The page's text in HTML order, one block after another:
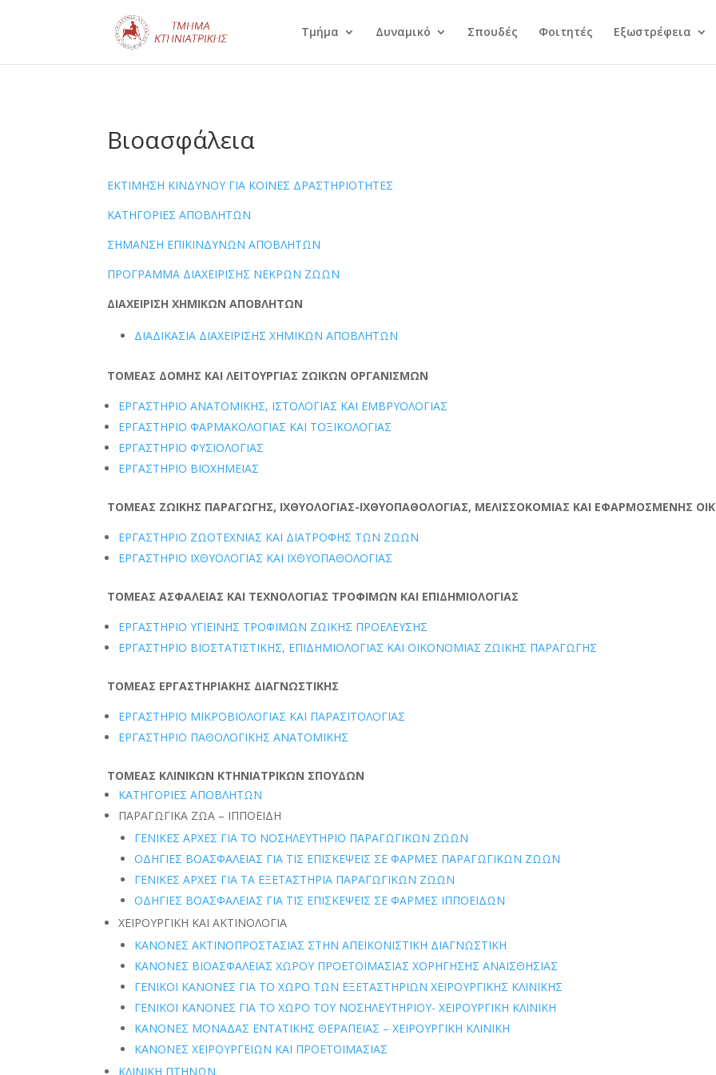
Τμήμα Δυναμικό Σπουδές Φοιτητές Εξωστρέφεια
Βιοασφάλεια
ΕΚΤΙΜΗΣΗ ΚΙΝΔΥΝΟΥ ΓΙΑ ΚΟΙΝΕΣ ΔΡΑΣΤΗΡΙΟΤΗΤΕΣ
ΚΑΤΗΓΟΡΙΕΣ ΑΠΟΒΛΗΤΩΝ
ΣΗΜΑΝΣΗ ΕΠΙΚΙΝΔΥΝΩΝ ΑΠΟΒΛΗΤΩΝ
ΠΡΟΓΡΑΜΜΑ ΔΙΑΧΕΙΡΙΣΗΣ ΝΕΚΡΩΝ ΖΩΩΝ
ΔΙΑΧΕΙΡΙΣΗ ΧΗΜΙΚΩΝ ΑΠΟΒΛΗΤΩΝ
ΔΙΑΔΙΚΑΣΙΑ ΔΙΑΧΕΙΡΙΣΗΣ ΧΗΜΙΚΩΝ ΑΠΟΒΛΗΤΩΝ
ΤΟΜΕΑΣ ΔΟΜΗΣ ΚΑΙ ΛΕΙΤΟΥΡΓΙΑΣ ΖΩΙΚΩΝ ΟΡΓΑΝΙΣΜΩΝ
ΕΡΓΑΣΤHΡΙΟ ΑΝΑΤΟΜΙΚHΣ, ΙΣΤΟΛΟΓIΑΣ ΚΑΙ ΕΜΒΡΥΟΛΟΓIΑΣ
ΕΡΓΑΣΤΗΡΙΟ ΦΑΡΜΑΚΟΛΟΓΙΑΣ ΚΑΙ ΤΟΞΙΚΟΛΟΓΙΑΣ
ΕΡΓΑΣΤΗΡΙΟ ΦΥΣΙΟΛΟΓΙΑΣ
ΕΡΓΑΣΤΗΡΙΟ ΒΙΟΧΗΜΕΙΑΣ
ΤΟΜΕΑΣ ΖΩΙΚΗΣ ΠΑΡΑΓΩΓΗΣ, ΙΧΘΥΟΛΟΓΙΑΣ-ΙΧΘΥΟΠΑΘΟΛΟΓΙΑΣ, ΜΕΛΙΣΣΟΚΟΜΙΑΣ ΚΑΙ ΕΦΑΡΜΟΣΜΕΝΗΣ
ΕΡΓΑΣΤΗΡΙΟ ΖΩΟΤΕΧΝΙΑΣ ΚΑΙ ΔΙΑΤΡΟΦΗΣ ΤΩΝ ΖΩΩΝ
ΕΡΓΑΣΤΗΡΙΟ ΙΧΘΥΟΛΟΓΙΑΣ ΚΑΙ ΙΧΘΥΟΠΑΘΟΛΟΓΙΑΣ
ΤΟΜΕΑΣ ΑΣΦΑΛΕΙΑΣ ΚΑΙ ΤΕΧΝΟΛΟΓΙΑΣ ΤΡΟΦΙΜΩΝ ΚΑΙ ΕΠΙΔΗΜΙΟΛΟΓΙΑΣ
ΕΡΓΑΣΤΗΡΙΟ ΥΓΙΕΙΝΗΣ ΤΡΟΦΙΜΩΝ ΖΩΙΚΗΣ ΠΡΟΕΛΕΥΣΗΣ
ΕΡΓΑΣΤΗΡΙΟ ΒΙΟΣΤΑΤΙΣΤΙΚΗΣ, ΕΠΙΔΗΜΙΟΛΟΓΙΑΣ ΚΑΙ ΟΙΚΟΝΟΜΙΑΣ ΖΩΙΚΗΣ ΠΑΡΑΓΩΓΗΣ
ΤΟΜΕΑΣ ΕΡΓΑΣΤΗΡΙΑΚΗΣ ΔΙΑΓΝΩΣΤΙΚΗΣ
ΕΡΓΑΣΤΗΡΙΟ ΜΙΚΡΟΒΙΟΛΟΓΙΑΣ ΚΑΙ ΠΑΡΑΣΙΤΟΛΟΓΙΑΣ
ΕΡΓΑΣΤΗΡΙΟ ΠΑΘΟΛΟΓΙΚΗΣ ΑΝΑΤΟΜΙΚΗΣ
ΤΟΜΕΑΣ ΚΛΙΝΙΚΩΝ ΚΤΗΝΙΑΤΡΙΚΩΝ ΣΠΟΥΔΩΝ
ΚΑΤΗΓΟΡΙΕΣ ΑΠΟΒΛΗΤΩΝ
ΠΑΡΑΓΩΓΙΚΑ ΖΩΑ – IΠΠΟΕΙΔΗ
ΓΕΝΙΚΕΣ ΑΡΧΕΣ ΓΙΑ ΤΟ ΝΟΣΗΛΕΥΤΗΡΙΟ ΠΑΡΑΓΩΓΙΚΩΝ ΖΩΩΝ
ΟΔΗΓΙΕΣ ΒΟΑΣΦΑΛΕΙΑΣ ΓΙΑ ΤΙΣ ΕΠΙΣΚΕΨΕΙΣ ΣΕ ΦΑΡΜΕΣ ΠΑΡΑΓΩΓΙΚΩΝ ΖΩΩΝ
ΓΕΝΙΚΕΣ ΑΡΧΕΣ ΓΙΑ ΤΑ ΕΞΕΤΑΣΤΗΡΙΑ ΠΑΡΑΓΩΓΙΚΩΝ ΖΩΩΝ
ΟΔΗΓΙΕΣ ΒΟΑΣΦΑΛΕΙΑΣ ΓΙΑ ΤΙΣ ΕΠΙΣΚΕΨΕΙΣ ΣΕ ΦΑΡΜΕΣ ΙΠΠΟΕΙΔΩΝ
ΧΕΙΡΟΥΡΓΙΚΗ ΚΑΙ ΑΚΤΙΝΟΛΟΓΙΑ
ΚΑΝΟΝΕΣ ΑΚΤΙΝΟΠΡΟΣΤΑΣΙΑΣ ΣΤΗΝ ΑΠΕΙΚΟΝΙΣΤΙΚΗ ΔΙΑΓΝΩΣΤΙΚΗ
ΚΑΝΟΝΕΣ ΒΙΟΑΣΦΑΛΕΙΑΣ ΧΩΡΟΥ ΠΡΟΕΤΟΙΜΑΣΙΑΣ ΧΟΡΗΓΗΣΗΣ ΑΝΑΙΣΘΗΣΙΑΣ
ΓΕΝΙΚΟΙ ΚΑΝΟΝΕΣ ΓΙΑ ΤΟ ΧΩΡΟ ΤΩΝ ΕΞΕΤΑΣΤΗΡΙΩΝ ΧΕΙΡΟΥΡΓΙΚΗΣ ΚΛΙΝΙΚΗΣ
ΓΕΝΙΚΟΙ ΚΑΝΟΝΕΣ ΓΙΑ ΤΟ ΧΩΡΟ ΤΟΥ ΝΟΣΗΛΕΥΤΗΡΙΟΥ- ΧΕΙΡΟΥΡΓΙΚΗ ΚΛΙΝΙΚΗ
ΚΑΝΟΝΕΣ ΜΟΝΑΔΑΣ ΕΝΤΑΤΙΚΗΣ ΘΕΡΑΠΕΙΑΣ – ΧΕΙΡΟΥΡΓΙΚΗ ΚΛΙΝΙΚΗ
ΚΑΝΟΝΕΣ ΧΕΙΡΟΥΡΓΕΙΩΝ ΚΑΙ ΠΡΟΕΤΟΙΜΑΣΙΑΣ
ΚΛΙΝΙΚΗ ΠΤΗΝΩΝ